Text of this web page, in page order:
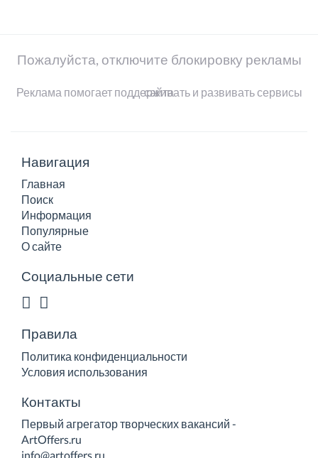
Пожалуйста, отключите блокировку рекламы
Реклама помогает поддерживать и развивать сервисы сайта
Навигация
Главная
Поиск
Информация
Популярные
О сайте
Социальные сети
Правила
Политика конфиденциальности
Условия использования
Контакты
Первый агрегатор творческих вакансий -
ArtOffers.ru
info@artoffers.ru